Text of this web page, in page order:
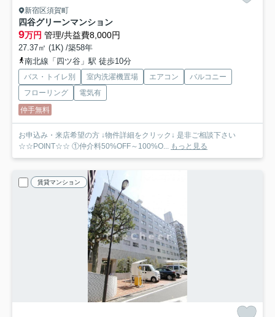
新宿区須賀町
四谷グリーンマンション
9万円 管理/共益費8,000円
27.37㎡ (1K) /築58年
南北線「四ツ谷」駅 徒歩10分
バス・トイレ別 室内洗濯機置場 エアコン
バルコニー
フローリング
電気有
仲手無料
お申込み・来店希望の方 ↓物件詳細をクリック↓ 是非ご相談下さい
☆☆POINT☆☆ ①仲介料50%OFF～100%O... もっと見る
賃貸マンション